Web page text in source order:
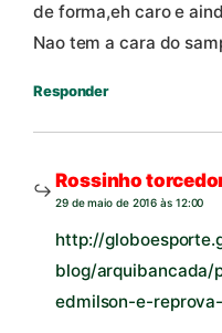
de forma,eh caro e
Nao tem a cara do
Responder
Rossinho
29 de maio de 2016 às 12:00
http://
blog/
edmilson-e-